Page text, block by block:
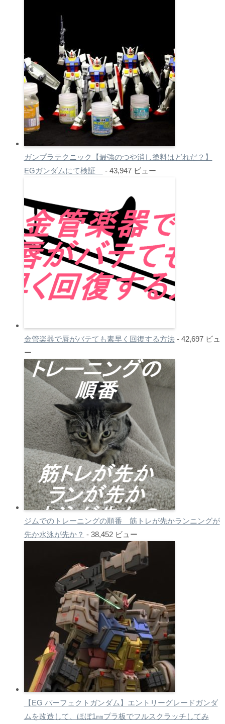
ガンプラテクニック【最強のつや消し塗料はどれだ？】
EGガンダムにて検証
- 43,947 ビュー
金管楽器で唇がバテても素早く回復する方法- 42,697 ビュ
ー
ジムでのトレーニングの順番 筋トレが先かランニングが
先か水泳が先か？ - 38,452 ビュー
【EG パーフェクトガンダム】エントリーグレードガンダ
ムを改造して、ほぼ1㎜プラ板でフルスクラッチしてみ